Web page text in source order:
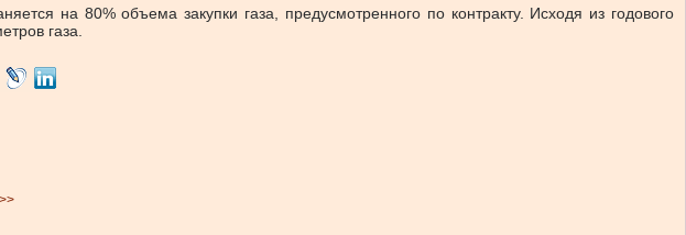
на 80% объема закупки газа, предусмотренного по контракту. Исходя из годового
газа.